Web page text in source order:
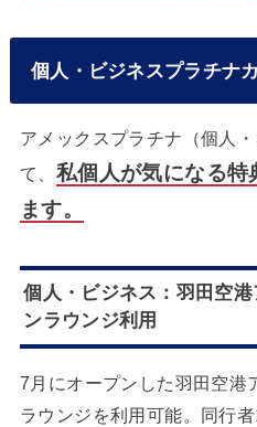
個人・ビジネスプラチナ
アメックスプラチナ（個人
て、 私個人が気になる特
ます。
個人・ビジネス：羽田空
ンラウンジ利用
7月にオープンした羽田空港
ラウンジを利用可能。同行